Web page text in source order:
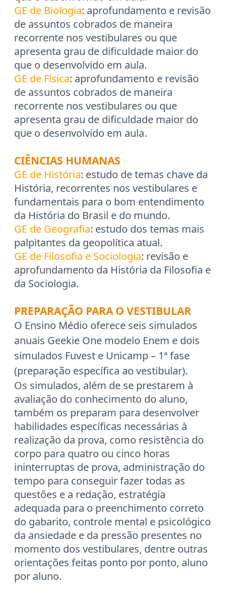
GE de Biologia: aprofundamento e revisão
de assuntos cobrados de maneira
recorrente nos vestibulares ou que
apresenta grau de dificuldade maior do
que o desenvolvido em aula.
GE de Física: aprofundamento e revisão
de assuntos cobrados de maneira
recorrente nos vestibulares ou que
apresenta grau de dificuldade maior do
que o desenvolvido em aula.
CIÊNCIAS HUMANAS
GE de História: estudo de temas chave da
História, recorrentes nos vestibulares e
fundamentais para o bom entendimento
da História do Brasil e do mundo.
GE de Geografia: estudo dos temas mais
palpitantes da geopolítica atual.
GE de Filosofia e Sociologia: revisão e
aprofundamento da História da Filosofia e
da Sociologia.
PREPARAÇÃO PARA O VESTIBULAR
O Ensino Médio oferece seis simulados
anuais Geekie One modelo Enem e dois
simulados Fuvest e Unicamp – 1ª fase
(preparação específica ao vestibular).
Os simulados, além de se prestarem à
avaliação do conhecimento do aluno,
também os preparam para desenvolver
habilidades específicas necessárias à
realização da prova, como resistência do
corpo para quatro ou cinco horas
ininterruptas de prova, administração do
tempo para conseguir fazer todas as
questões e a redação, estratégia
adequada para o preenchimento correto
do gabarito, controle mental e psicológico
da ansiedade e da pressão presentes no
momento dos vestibulares, dentre outras
orientações feitas ponto por ponto, aluno
por aluno.